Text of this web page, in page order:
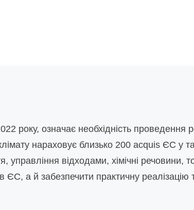
року, означає необхідність
нараховує близько 200 acquis ЄС у
управління відходами, хімічні речовини,
ЄС, а й забезпечити практичну реалізацію